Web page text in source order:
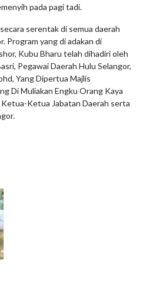
pada pagi tadi.
serentak di semua daerah
Program yang di adakan di
Kubu Bharu telah dihadiri oleh
Pegawai Daerah Hulu Selangor,
Yang Dipertua Majlis
Di Muliakan Engku Orang Kaya
Ketua-Ketua Jabatan Daerah serta